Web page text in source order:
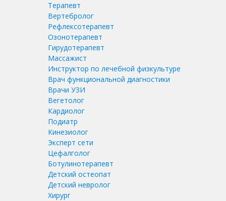
Терапевт
Вертебролог
Рефлексотерапевт
Озонотерапевт
Гирудотерапевт
Массажист
Инструктор по лечебной физкультуре
Врач функциональной диагностики
Врачи УЗИ
Вегетолог
Кардиолог
Подиатр
Кинезиолог
Эксперт сети
Цефалголог
Ботулинотерапевт
Детский остеопат
Детский невролог
Хирург